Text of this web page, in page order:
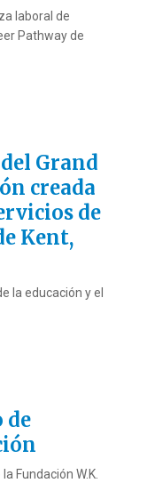
laboral de
Pathway de
Grand
creada
de
Kent,
la educación y el
de
Fundación W.K.